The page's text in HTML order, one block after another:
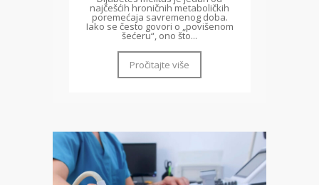
najčešćih hroničnih metaboličkih
poremećaja savremenog doba.
Iako se često govori o „povišenom
šećeru“, ono što...
Pročitajte više